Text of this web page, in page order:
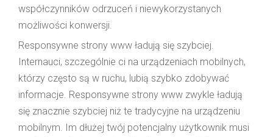
współczynników odrzuceń i niewykorzystanych
możliwości konwersji.
Responsywne strony www ładują się szybciej.
Internauci, szczególnie ci na urządzeniach mobilnych,
którzy często są w ruchu, lubią szybko zdobywać
informacje. Responsywne strony www zwykle ładują
się znacznie szybciej niż te tradycyjne na urządzeniu
mobilnym. Im dłużej twój potencjalny użytkownik musi